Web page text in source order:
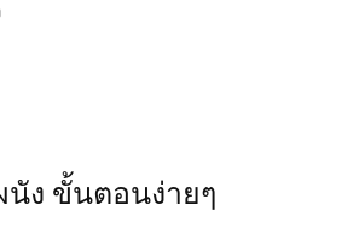
ง ขั้นตอนง่ายๆ